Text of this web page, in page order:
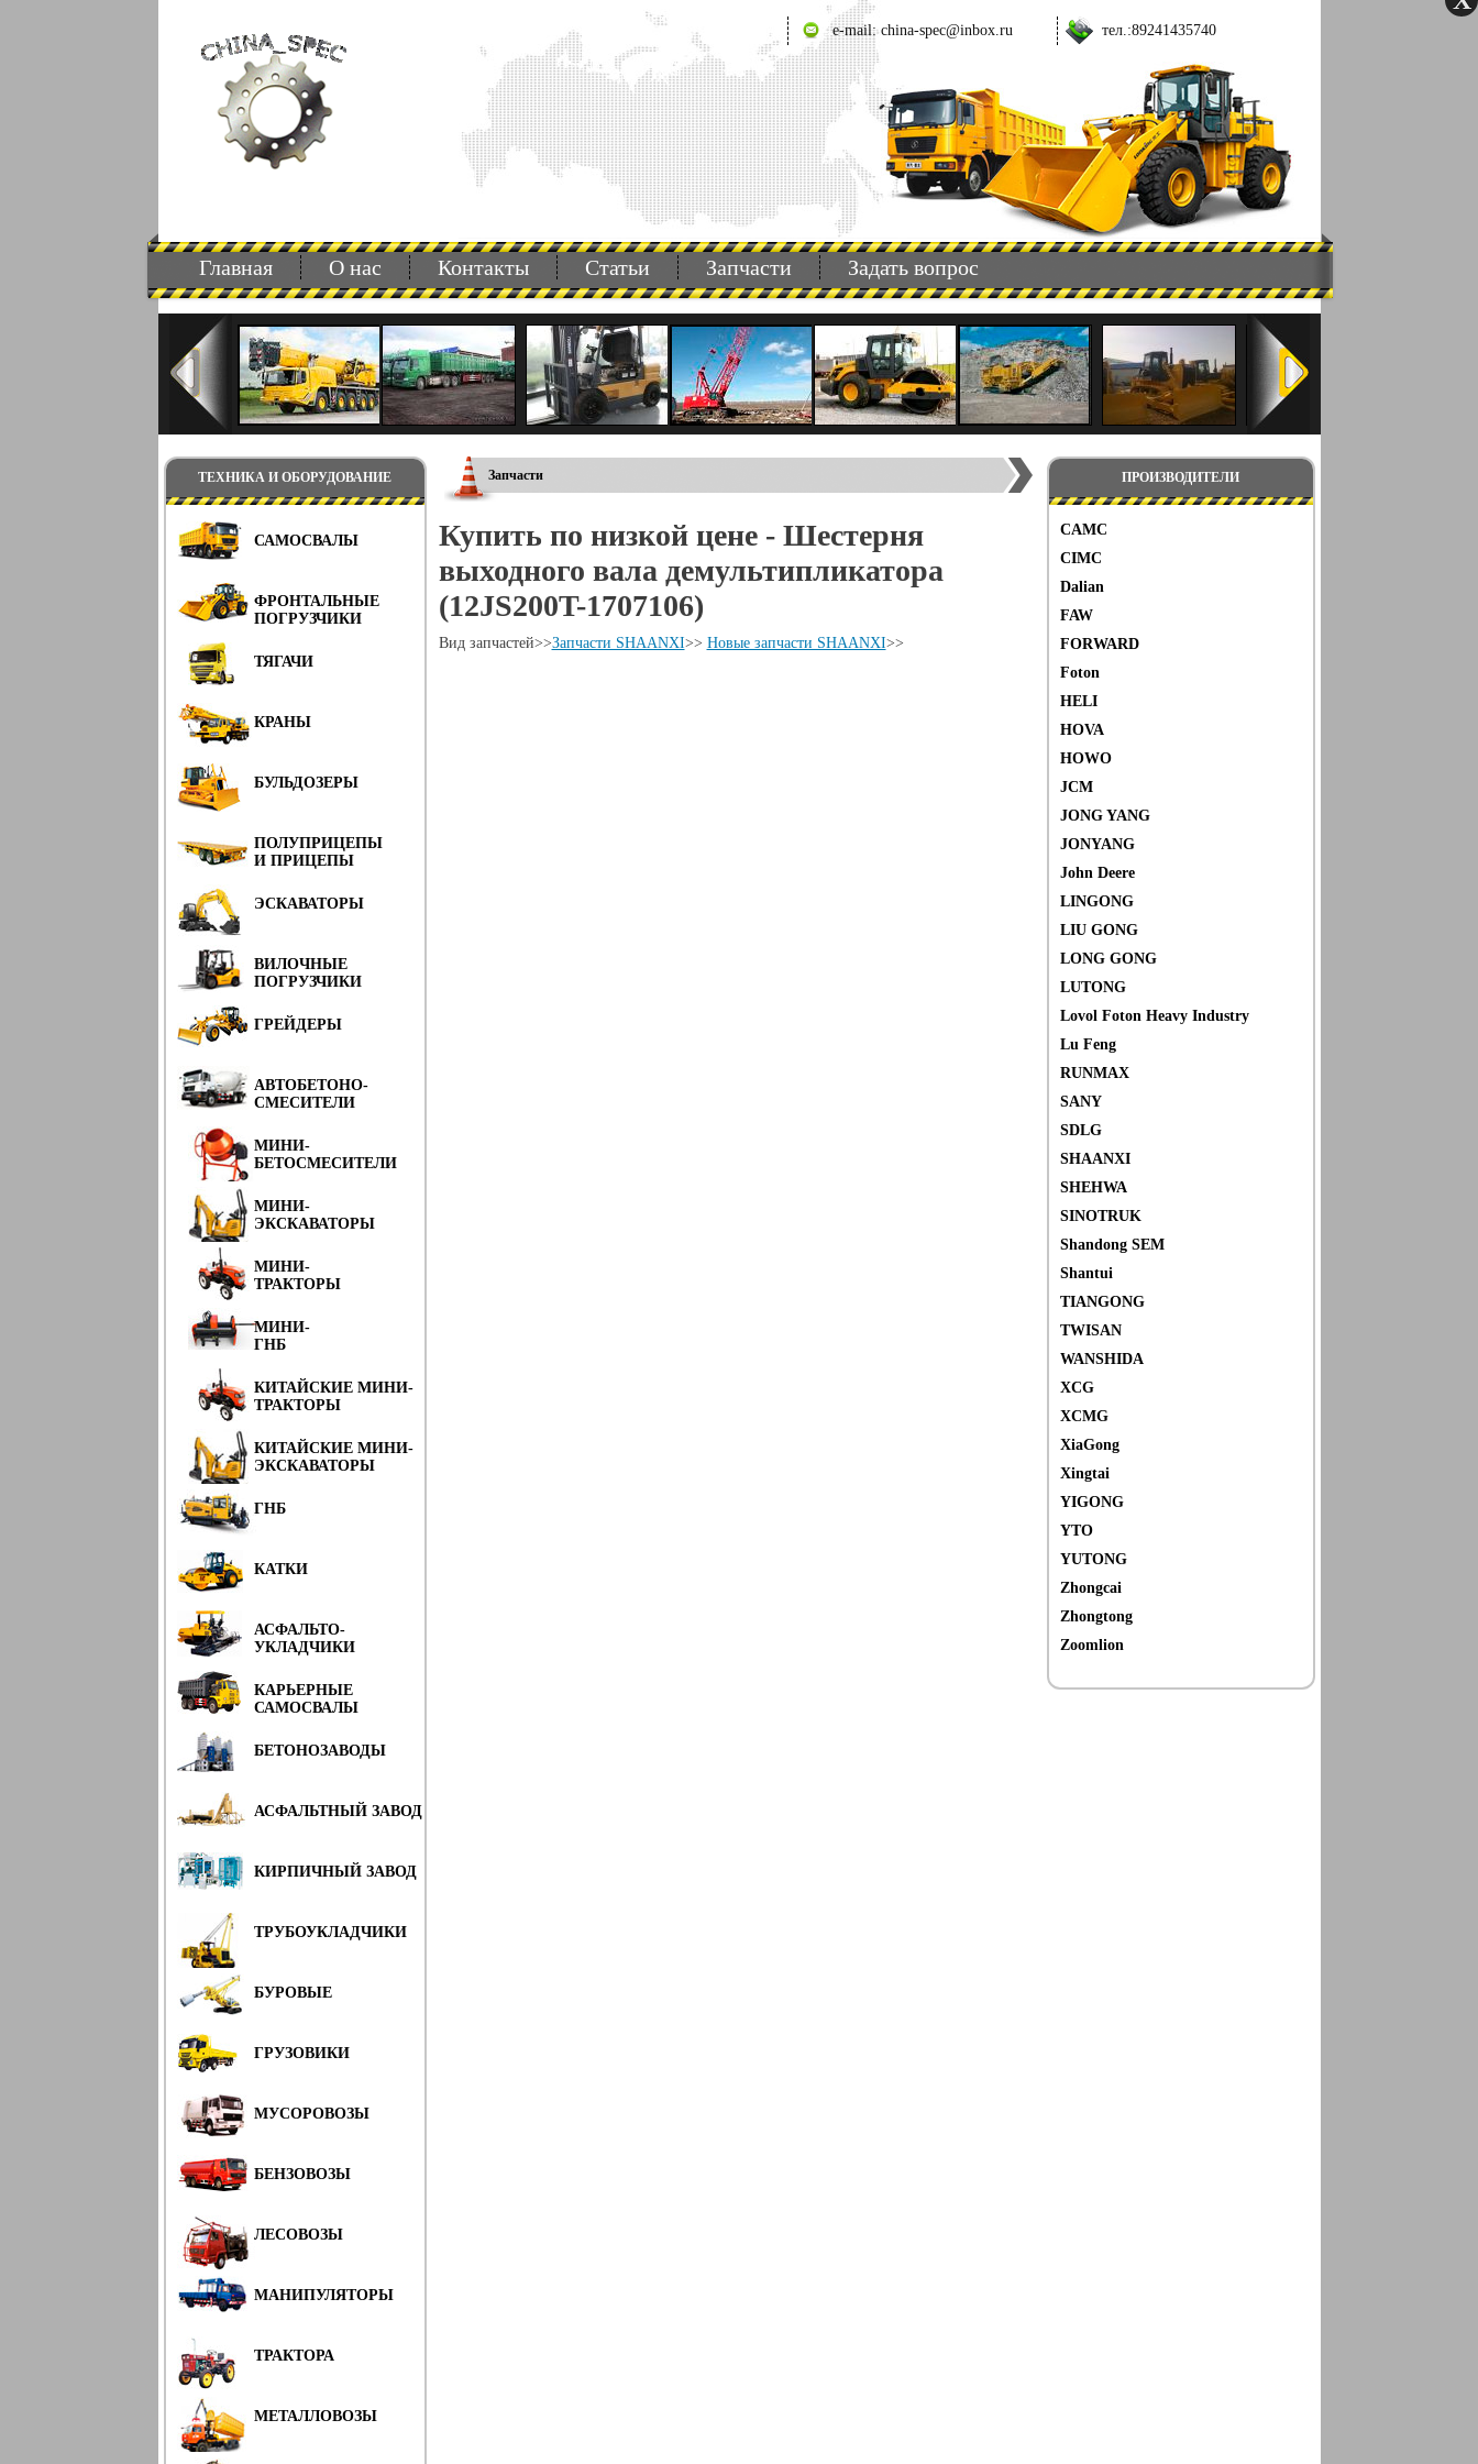
e-mail: china-spec@inbox.ru тел.:89241435740
Главная О нас Контакты Статьи Запчасти Задать вопрос
ТЕХНИКА И ОБОРУДОВАНИЕ
САМОСВАЛЫ
ФРОНТАЛЬНЫЕ
ПОГРУЗЧИКИ
ТЯГАЧИ
КРАНЫ
БУЛЬДОЗЕРЫ
ПОЛУПРИЦЕПЫ
И ПРИЦЕПЫ
ЭСКАВАТОРЫ
ВИЛОЧНЫЕ
ПОГРУЗЧИКИ
ГРЕЙДЕРЫ
АВТОБЕТОНО-
СМЕСИТЕЛИ
МИНИ-
БЕТОСМЕСИТЕЛИ
МИНИ-
ЭКСКАВАТОРЫ
МИНИ-
ТРАКТОРЫ
МИНИ-
ГНБ
КИТАЙСКИЕ МИНИ-
ТРАКТОРЫ
КИТАЙСКИЕ МИНИ-
ЭКСКАВАТОРЫ
ГНБ
КАТКИ
АСФАЛЬТО-
УКЛАДЧИКИ
КАРЬЕРНЫЕ
САМОСВАЛЫ
БЕТОНОЗАВОДЫ
АСФАЛЬТНЫЙ ЗАВОД
КИРПИЧНЫЙ ЗАВОД
ТРУБОУКЛАДЧИКИ
БУРОВЫЕ
ГРУЗОВИКИ
МУСОРОВОЗЫ
БЕНЗОВОЗЫ
ЛЕСОВОЗЫ
МАНИПУЛЯТОРЫ
ТРАКТОРА
МЕТАЛЛОВОЗЫ
ПРОИЗВОДИТЕЛИ
CAMC
CIMC
Dalian
FAW
FORWARD
Foton
HELI
HOVA
HOWO
JCM
JONG YANG
JONYANG
John Deere
LINGONG
LIU GONG
LONG GONG
LUTONG
Lovol Foton Heavy Industry
Lu Feng
RUNMAX
SANY
SDLG
SHAANXI
SHEHWA
SINOTRUK
Shandong SEM
Shantui
TIANGONG
TWISAN
WANSHIDA
XCG
XCMG
XiaGong
Xingtai
YIGONG
YTO
YUTONG
Zhongcai
Zhongtong
Zoomlion
Запчасти
Купить по низкой цене - Шестерня
выходного вала демультипликатора
(12JS200T-1707106)
Вид запчастей>>Запчасти SHAANXI>> Новые запчасти SHAANXI>>